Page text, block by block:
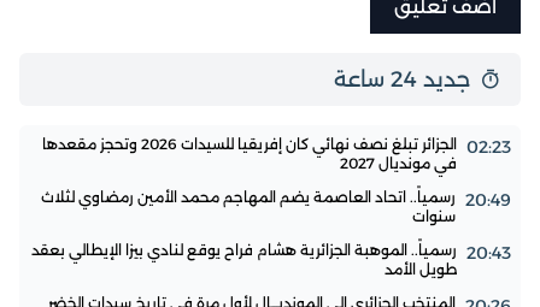
جديد 24 ساعة
02:23
الجزائر تبلغ نصف نهائي كان إفريقيا للسيدات 2026 وتحجز مقعدها
في مونديال 2027
20:49 رسمياً.. اتحاد العاصمة يضم المهاجم محمد الأمين رمضاوي لثلاث
سنوات
20:43 رسمياً.. الموهبة الجزائرية هشام فراح يوقع لنادي بيزا الإيطالي بعقد
طويل الأمد
المنتخب الجزائري إلى المونديـــال لأول مرة في تاريخ سيدات الخضر